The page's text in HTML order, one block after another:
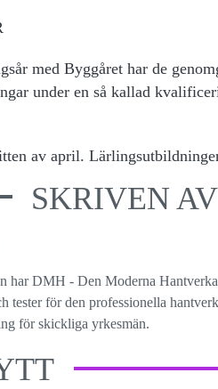
med Byggåret har de
under en så kallad
av april.
SKRIVEN AV
har DMH - Den Moderna
tester för den professionella
för skickliga yrkesmän.